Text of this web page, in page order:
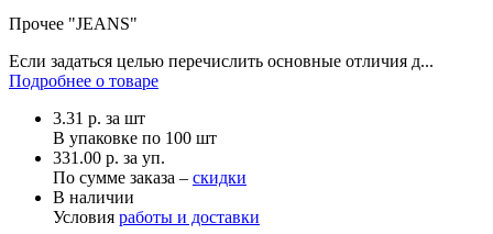
Прочее "JEANS"
Если задаться целью перечислить основные отличия д...
Подробнее о товаре
3.31 р. за шт
В упаковке по 100 шт
331.00 р. за уп.
По сумме заказа – скидки
В наличии
Условия работы и доставки